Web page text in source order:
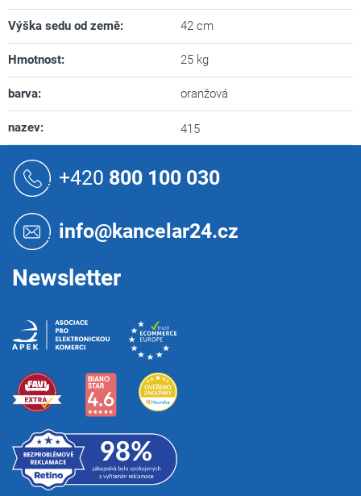
Výška sedu od země: 42 cm
Hmotnost: 25 kg
barva: oranžová
nazev: 415
+420 800 100 030
info@kancelar24.cz
Newsletter